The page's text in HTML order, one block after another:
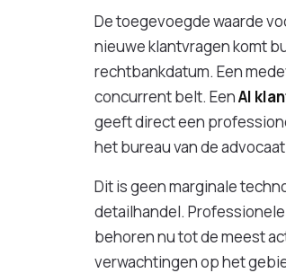
De toegevoegde waarde
nieuwe klantvragen komt
rechtbankdatum. Een
concurrent belt. EenAI
geeft direct een
het bureau van de
Dit is geen marginale
detailhandel.
behoren nu tot de meest
verwachtingen op het